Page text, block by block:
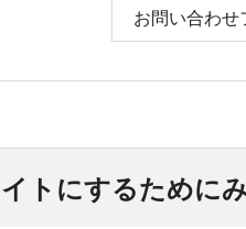
お問い合わせ
トにするために